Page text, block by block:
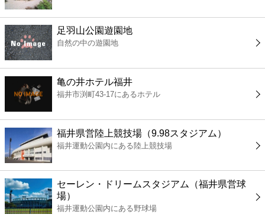
薬局
スーパー
エンタメ
レジャー
書店
ファミレス
足羽山公園遊園地
自然の中の遊園地
亀の井ホテル福井
福井市渕町43-17にあるホテル
福井県営陸上競技場（9.98スタジアム）
福井運動公園内にある陸上競技場
セーレン・ドリームスタジアム（福井県営球
場）
福井運動公園内にある野球場